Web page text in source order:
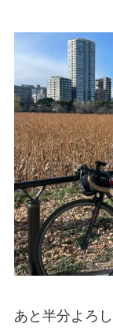
あと半分よろ